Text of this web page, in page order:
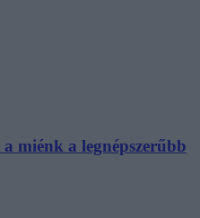
miénk a legnépszerűbb